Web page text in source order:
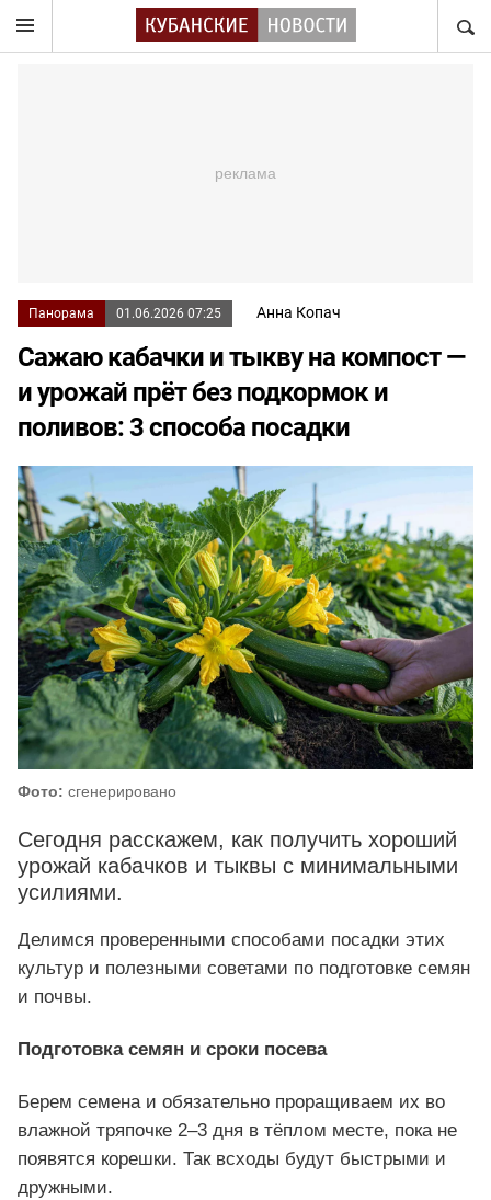
Панорама 01.06.2026 07:25 Анна Копач
Сажаю кабачки и тыкву на компост —
и урожай прёт без подкормок и
поливов: 3 способа посадки
Фото: сгенерировано
Сегодня расскажем, как получить хороший
урожай кабачков и тыквы с минимальными
усилиями.
Делимся проверенными способами посадки этих
культур и полезными советами по подготовке семян
и почвы.
Подготовка семян и сроки посева
Берем семена и обязательно проращиваем их во
влажной тряпочке 2–3 дня в тёплом месте, пока не
появятся корешки. Так всходы будут быстрыми и
дружными.